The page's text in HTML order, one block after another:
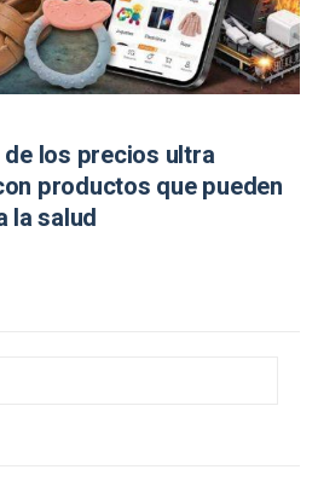
los precios ultra
productos que pueden
la salud